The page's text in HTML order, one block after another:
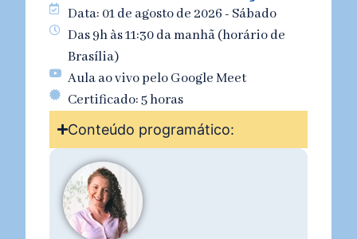
Data: 01 de agosto de 2026 - Sábado
Das 9h às 11:30 da manhã (horário de
Brasília)
Aula ao vivo pelo Google Meet
Certificado: 5 horas
Conteúdo programático: